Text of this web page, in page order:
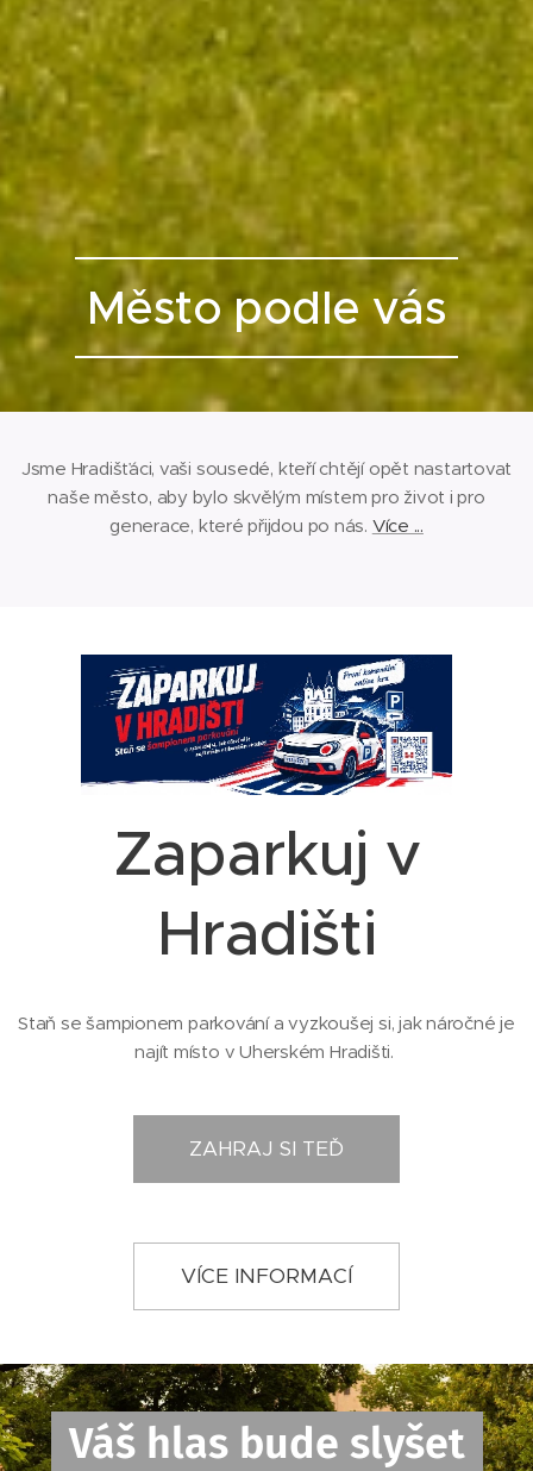
Město podle vás
Jsme Hradišťáci, vaši sousedé, kteří chtějí opět nastartovat
naše město, aby bylo skvělým místem pro život i pro
generace, které přijdou po nás. Více ...
Zaparkuj v
Hradišti
Staň se šampionem parkování a vyzkoušej si, jak náročné je
najít místo v Uherském Hradišti.
ZAHRAJ SI TEĎ
VÍCE INFORMACÍ
Váš hlas bude slyšet